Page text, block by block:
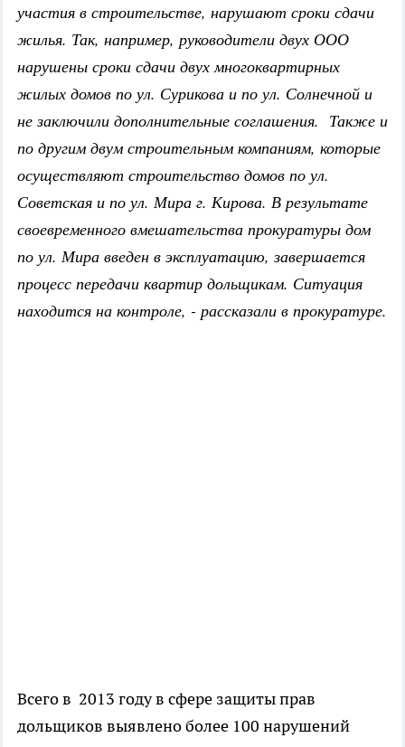
участия в строительстве, нарушают сроки сдачи
жилья. Так, например, руководители двух ООО
нарушены сроки сдачи двух многоквартирных
жилых домов по ул. Сурикова и по ул. Солнечной и
не заключили дополнительные соглашения. Также и
по другим двум строительным компаниям, которые
осуществляют строительство домов по ул.
Советская и по ул. Мира г. Кирова. В результате
своевременного вмешательства прокуратуры дом
по ул. Мира введен в эксплуатацию, завершается
процесс передачи квартир дольщикам. Ситуация
находится на контроле, - рассказали в прокуратуре.
Всего в 2013 году в сфере защиты прав
дольщиков выявлено более 100 нарушений